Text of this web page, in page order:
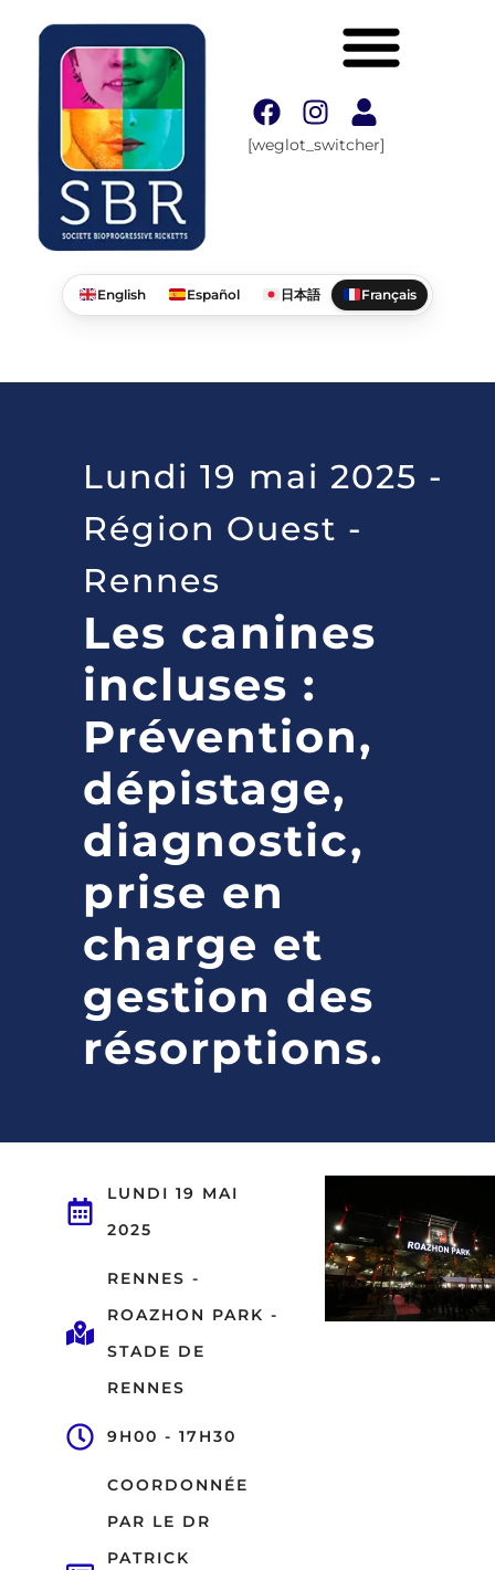
[weglot_switcher]
English Español 日本語 Français
Lundi 19 mai 2025 -
Région Ouest -
Rennes
Les canines
incluses :
Prévention,
dépistage,
diagnostic,
prise en
charge et
gestion des
résorptions.
LUNDI 19 MAI
2025
RENNES -
ROAZHON PARK -
STADE DE
RENNES
9H00 - 17H30
COORDONNÉE
PAR LE DR
PATRICK